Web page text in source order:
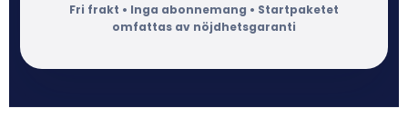
Fri frakt • Inga abonnemang • Startpaketet
omfattas av nöjdhetsgaranti